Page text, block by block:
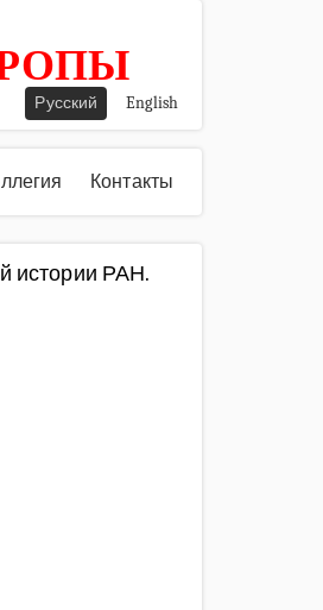
Русский English
Контакты
истории РАН.